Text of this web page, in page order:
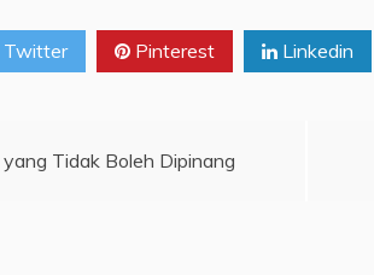
Twitter Pinterest Linkedin
Tidak Boleh Dipinang